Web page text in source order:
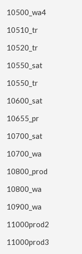
10500_wa4
10510_tr
10520_tr
10550_sat
10550_tr
10600_sat
10655_pr
10700_sat
10700_wa
10800_prod
10800_wa
10900_wa
11000prod2
11000prod3